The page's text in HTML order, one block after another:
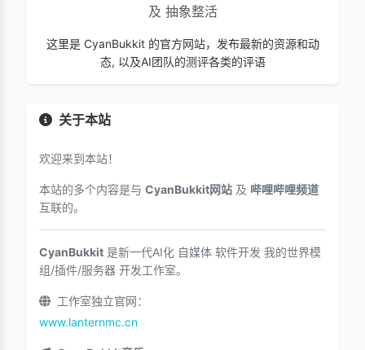
及 抽象整活
这里是 CyanBukkit 的官方网站，发布最新的资源和动
态, 以及AI团队的测评各类的评语
关于本站
欢迎来到本站！
本站的多个内容是与 CyanBukkit网站 及 哔哩哔哩频道
互联的。
CyanBukkit 是新一代AI化 自媒体 软件开发 我的世界模
组/插件/服务器 开发工作室。
工作室独立官网：
www.lanternmc.cn